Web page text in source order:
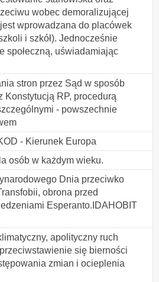
wobec demoralizującej
wprowadzana do placówek
i szkół). Jednocześnie
społeczną, uświadamiając
stron przez Sąd w sposób
Konstytucją RP, procedurą
- powszechnie
- Kierunek Europa
osób w każdym wieku.
Dnia przeciwko
obrona przed
Esperanto.IDAHOBIT
apolityczny ruch
się bierności
zmian i ocieplenia